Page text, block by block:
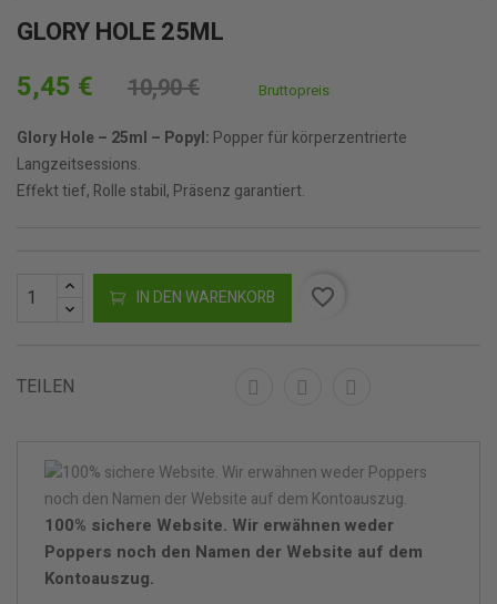
GLORY HOLE 25ML
5,45 € 10,90 € Bruttopreis
Glory Hole – 25ml – Popyl: Popper für körperzentrierte
Langzeitsessions.
Effekt tief, Rolle stabil, Präsenz garantiert.
IN DEN WARENKORB favorite_border
TEILEN
100% sichere Website. Wir erwähnen weder
Poppers noch den Namen der Website auf dem
Kontoauszug.